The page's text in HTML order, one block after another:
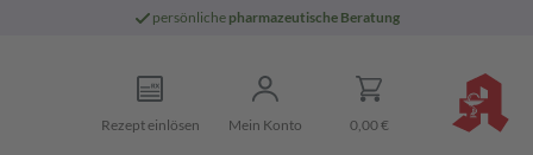
persönliche pharmazeutische Beratung
Rezept einlösen Mein Konto 0,00 €